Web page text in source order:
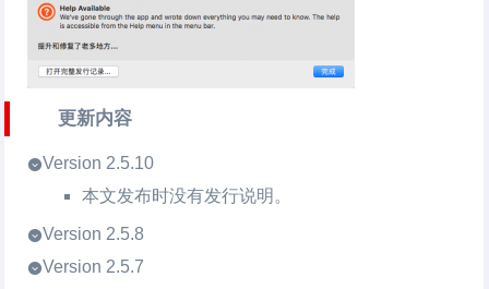
更新内容
Version 2.5.10
本文发布时没有发行说明。
Version 2.5.8
Version 2.5.7